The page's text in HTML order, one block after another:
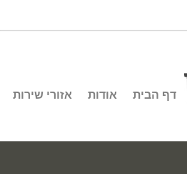
דף הבית אודות אזורי שירות